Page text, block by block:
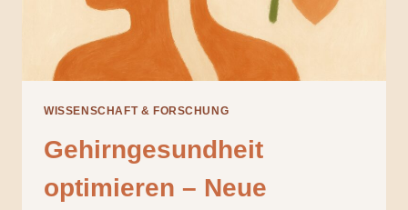
WISSENSCHAFT & FORSCHUNG
Gehirngesundheit
optimieren – Neue